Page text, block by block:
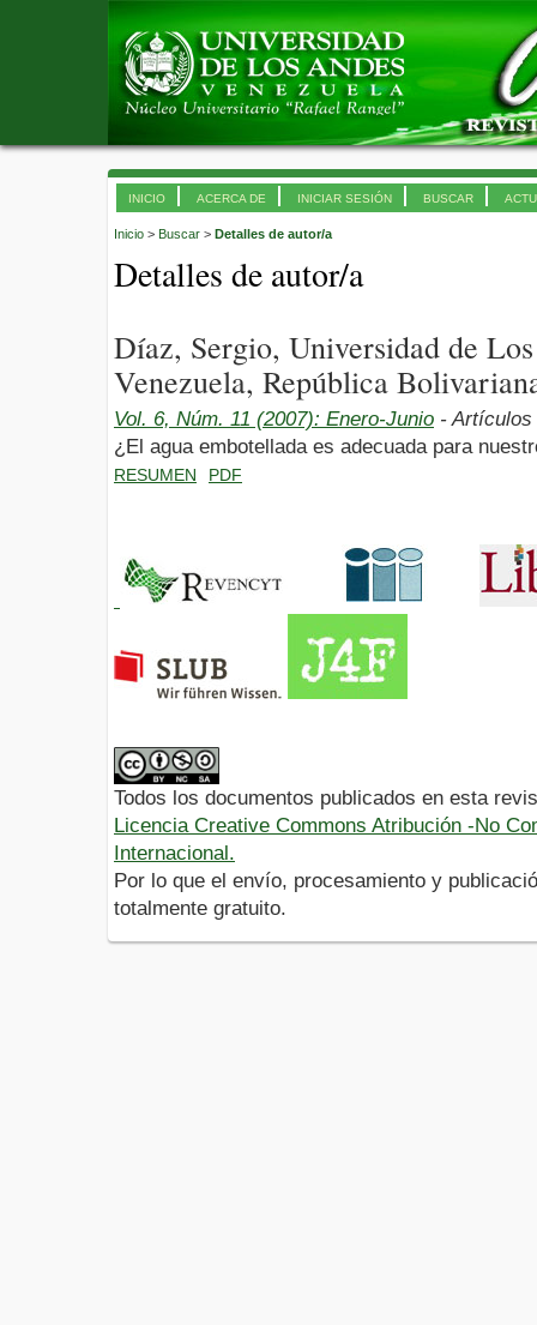
INICIO ACERCA DE INICIAR SESIÓN BUSCAR
Inicio > Buscar > Detalles de autor/a
Detalles de autor/a
Díaz, Sergio, Universidad de
Venezuela, República
Vol. 6, Núm. 11 (2007): Enero-Junio - Artículos
¿El agua embotellada es adecuada para
RESUMEN PDF
Todos los documentos publicados en esta
Licencia Creative Commons Atribución -No
Internacional.
Por lo que el envío, procesamiento y
totalmente gratuito.